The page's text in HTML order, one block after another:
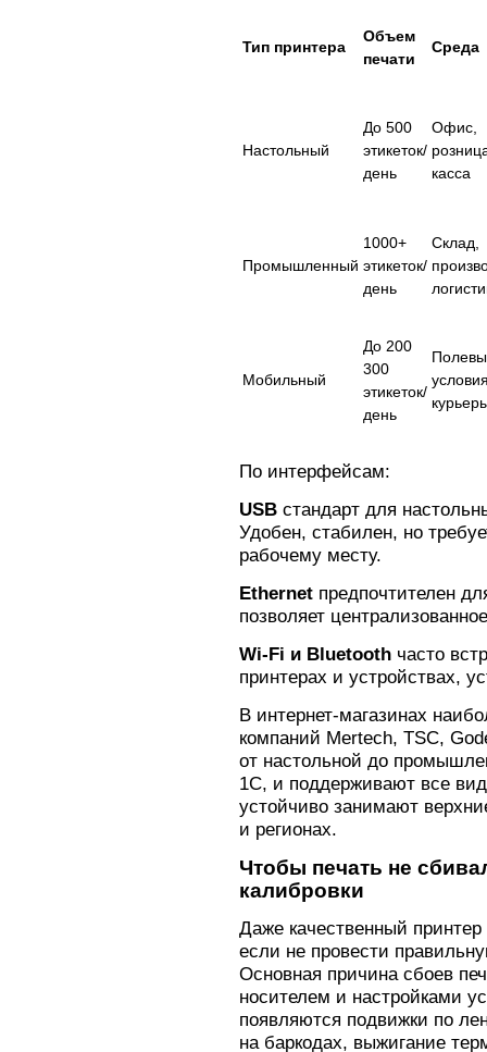
Тип принтера
Объем
печати
Среда
Настольный
До 500
этикеток/
день
Офис,
касса
Промышленный
1000+
этикеток/
день
Склад,
Мобильный
До 200
300
этикеток/
день
По интерфейсам:
USB стандарт для
Удобен, стабилен, но
рабочему месту.
Ethernet предпочтителен
позволяет
Wi-Fi и Bluetooth часто
принтерах и устройствах,
В интернет-магазинах
компаний Mertech, TSC,
от настольной до
1С, и поддерживают все
устойчиво занимают
и регионах.
Чтобы печать не
калибровки
Даже качественный
если не провести
Основная причина сбоев
носителем и настройками
появляются подвижки по
на баркодах, выжигание